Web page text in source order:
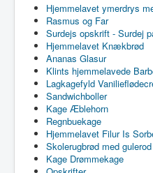
Hjemmelavet ymerdrys
Rasmus og Far
Surdejs opskrift - Surdej
Hjemmelavet Knækbrød
Ananas Glasur
Klints hjemmelavede
Lagkagefyld
Sandwichboller
Kage Æblehorn
Regnbuekage
Hjemmelavet Filur Is
Skolerugbrød med gulerod
Kage Drømmekage